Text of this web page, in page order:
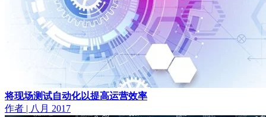
将现场测试自动化以提高运营效率
作者 | 八月 2017